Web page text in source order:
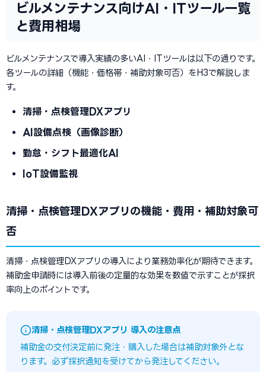
ビルメンテナンス向けAI・ITツール一覧
と費用相場
ビルメンテナンスで導入実績の多いAI・ITツールは以下の通りです。
各ツールの詳細（機能・価格帯・補助対象可否）をH3で解説しま
す。
清掃・点検管理DXアプリ
AI設備点検（画像診断）
勤怠・シフト最適化AI
IoT設備監視
清掃・点検管理DXアプリの機能・費用・補助対象可
否
清掃・点検管理DXアプリの導入により業務効率化が期待できます。
補助金申請時には導入前後の定量的な効果を数値で示すことが採択
率向上のポイントです。
清掃・点検管理DXアプリ 導入の注意点
補助金の交付決定前に発注・購入した場合は補助対象外とな
ります。必ず採択通知を受けてから発注してください。